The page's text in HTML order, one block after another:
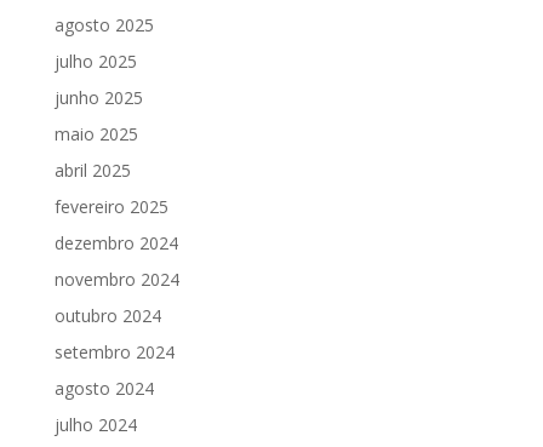
agosto 2025
julho 2025
junho 2025
maio 2025
abril 2025
fevereiro 2025
dezembro 2024
novembro 2024
outubro 2024
setembro 2024
agosto 2024
julho 2024